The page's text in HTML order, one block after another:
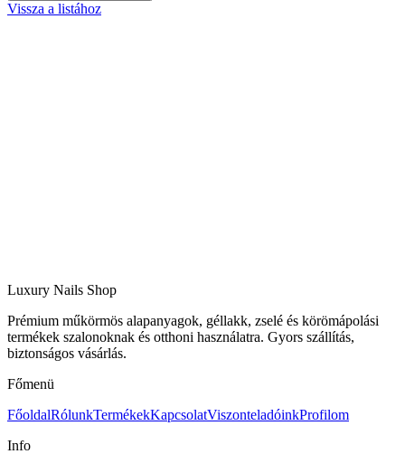
Vissza a listához
Luxury Nails Shop
Prémium műkörmös alapanyagok, géllakk, zselé és körömápolási
termékek szalonoknak és otthoni használatra. Gyors szállítás,
biztonságos vásárlás.
Főmenü
FőoldalRólunkTermékekKapcsolatViszonteladóinkProfilom
Info